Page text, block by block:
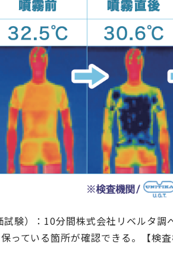
験）：10分間株式会社リベルタ調
っている箇所が確認できる。【検